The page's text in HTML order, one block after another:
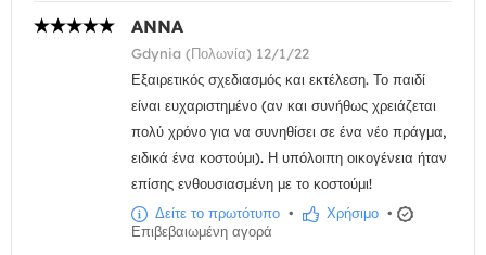
ANNA
Gdynia (Πολωνία) 12/1/22
Εξαιρετικός σχεδιασμός και εκτέλεση. Το παιδί
είναι ευχαριστημένο (αν και συνήθως χρειάζεται
πολύ χρόνο για να συνηθίσει σε ένα νέο πράγμα,
ειδικά ένα κοστούμι). Η υπόλοιπη οικογένεια ήταν
επίσης ενθουσιασμένη με το κοστούμι!
Δείτε το πρωτότυπο • Χρήσιμο •
Επιβεβαιωμένη αγορά